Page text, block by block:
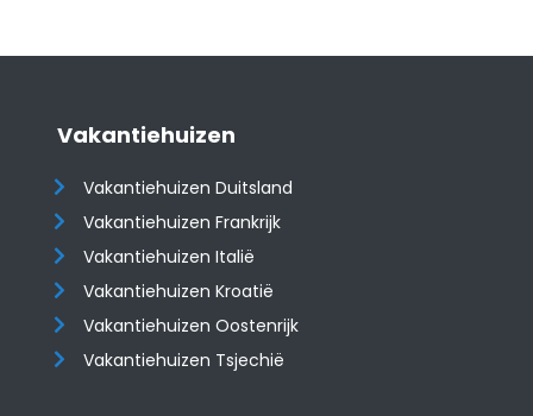
Vakantiehuizen
Vakantiehuizen Duitsland
Vakantiehuizen Frankrijk
Vakantiehuizen Italië
Vakantiehuizen Kroatië
​​​​​​​Vakantiehuizen Oostenrijk
Vakantiehuizen Tsjechië